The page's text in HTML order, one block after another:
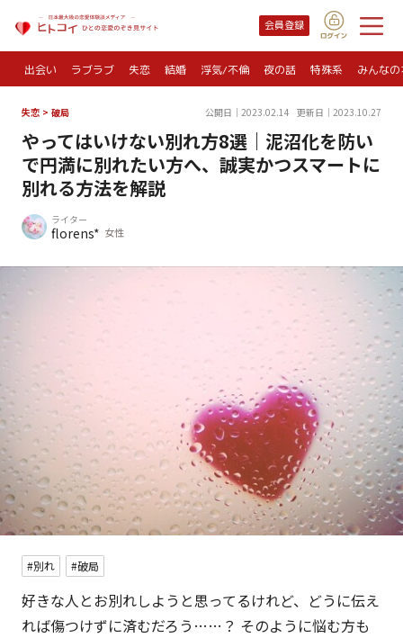
会員登録
出会い ラブラブ 失恋 結婚 浮気/不倫 夜の話 特殊系 みんな
失恋 > 破局 公開日｜2023.02.14 更新日｜2023.10.27
やってはいけない別れ方8選｜泥沼化を防い
で円満に別れたい方へ、誠実かつスマートに
別れる方法を解説
ライター
florens* 女性
#別れ #破局
好きな人とお別れしようと思ってるけれど、どうに伝え
れば傷つけずに済むだろう……？ そのように悩む方も